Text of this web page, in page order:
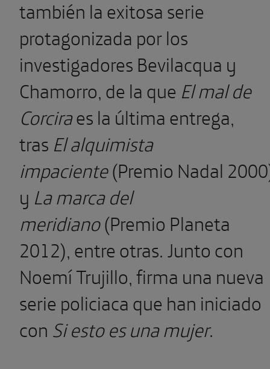
también la exitosa serie
protagonizada por los
investigadores Bevilacqua y
Chamorro, de la que El mal de
Corciraes la última entrega,
tras El alquimista
impaciente(Premio Nadal
y La marca del
meridiano(Premio Planeta
2012), entre otras. Junto con
Noemí Trujillo, firma una nueva
serie policiaca que han iniciado
con Si esto es una mujer.